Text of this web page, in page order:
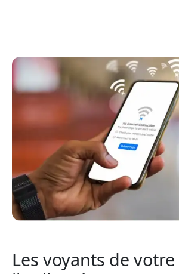
Les voyants de